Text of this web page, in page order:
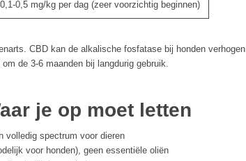
0,1-0,5 mg/kg per dag (zeer voorzichtig beginnen)
CBD kan de alkalische fosfatase bij honden verhogen
de 3-6 maanden bij langdurig gebruik.
je op moet letten
volledig spectrum voor dieren
voor honden), geen essentiële oliën